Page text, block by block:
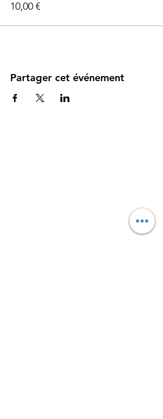
10,00 €
Partager cet événement